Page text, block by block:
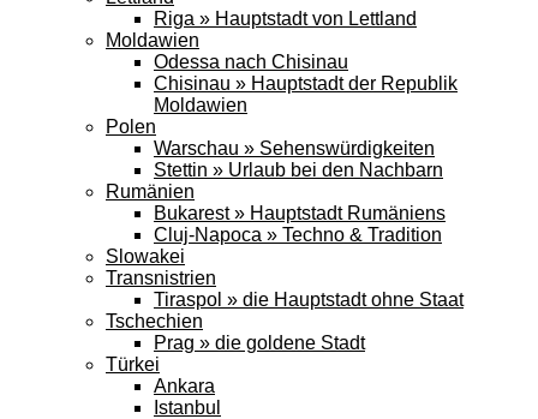
Riga » Hauptstadt von Lettland
Moldawien
Odessa nach Chisinau
Chisinau » Hauptstadt der Republik
Moldawien
Polen
Warschau » Sehenswürdigkeiten
Stettin » Urlaub bei den Nachbarn
Rumänien
Bukarest » Hauptstadt Rumäniens
Cluj-Napoca » Techno & Tradition
Slowakei
Transnistrien
Tiraspol » die Hauptstadt ohne Staat
Tschechien
Prag » die goldene Stadt
Türkei
Ankara
Istanbul